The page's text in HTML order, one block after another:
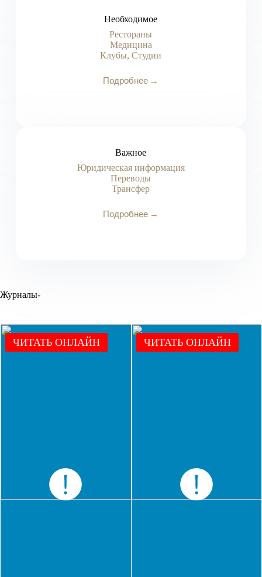
Необходимое
Рестораны
Медицина
Клубы, Студии
Подробнее →
Важное
Юридическая информация
Переводы
Трансфер
Подробнее →
Журналы-
ЧИТАТЬ ОНЛАЙН ЧИТАТЬ ОНЛАЙН